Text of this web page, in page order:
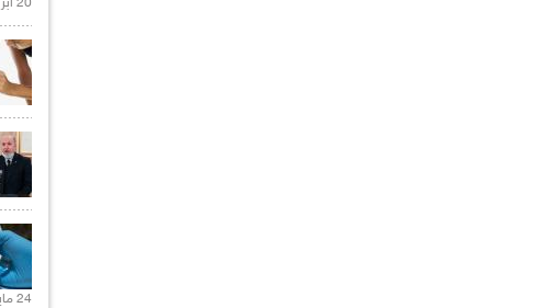
20 أبريل 2021 |
24 مايو 2021 |